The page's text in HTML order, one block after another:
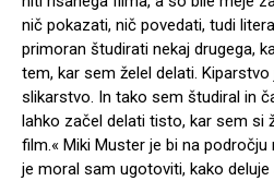
nič pokazati, nič povedati, tudi
primoran študirati nekaj drugega,
tem, kar sem želel delati.
slikarstvo. In tako sem študiral in
lahko začel delati tisto, kar sem si
film.« Miki Muster je bi na
je moral sam ugotoviti, kako